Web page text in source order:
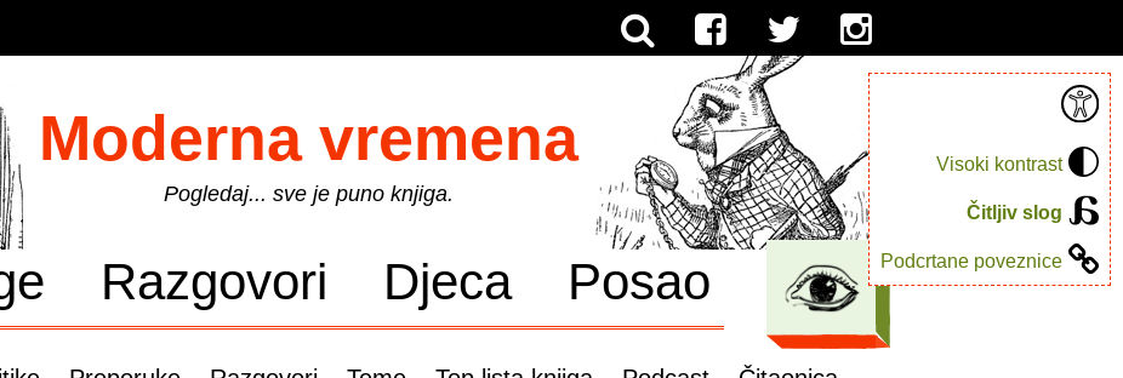
Visoki kontrast
Čitljiv slog
Podcrtane poveznice
Moderna vremena
Pogledaj... sve je puno knjiga.
Razgovori Djeca Posao